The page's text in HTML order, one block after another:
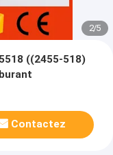
2/5
((2455-518)
Contactez